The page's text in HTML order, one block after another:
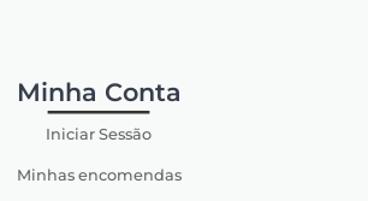
Minha Conta
Iniciar Sessão
Minhas encomendas